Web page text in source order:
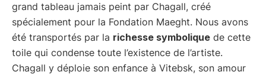
grand tableau jamais peint par Chagall, créé
spécialement pour la Fondation Maeght. Nous avons
été transportés par la richesse symbolique de cette
toile qui condense toute l’existence de l’artiste.
Chagall y déploie son enfance à Vitebsk, son amour